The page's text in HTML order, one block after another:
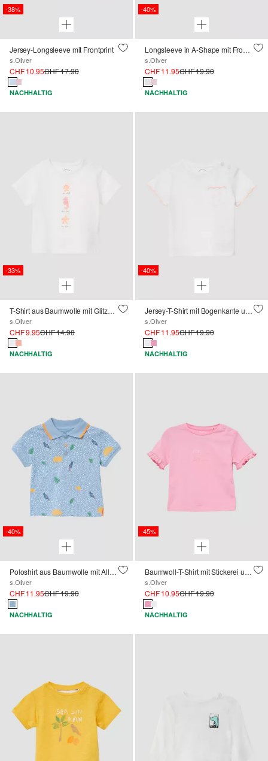
-38%
Jersey-Longsleeve mit Frontprint
s.Oliver
CHF 10.95CHF 17.90
NACHHALTIG
-40%
Longsleeve in A-Shape mit Front- und Rückenprint
s.Oliver
CHF 11.95CHF 19.90
NACHHALTIG
-33%
T-Shirt aus Baumwolle mit Glitzerprint
s.Oliver
CHF 9.95CHF 14.90
NACHHALTIG
-40%
Jersey-T-Shirt mit Bogenkante und Brusttasche
s.Oliver
CHF 11.95CHF 19.90
NACHHALTIG
-40%
Poloshirt aus Baumwolle mit All-over-Print
s.Oliver
CHF 11.95CHF 19.90
NACHHALTIG
-45%
Baumwoll-T-Shirt mit Stickerei und Volantärmeln
s.Oliver
CHF 10.95CHF 19.90
NACHHALTIG